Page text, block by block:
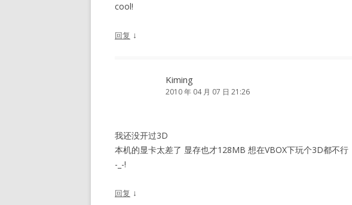
cool!
回复 ↓
Kiming
2010 年 04 月 07 日 21:26
我还没开过3D
本机的显卡太差了 显存也才128MB 想在VBOX下玩个3D都不行
-_-!
回复 ↓